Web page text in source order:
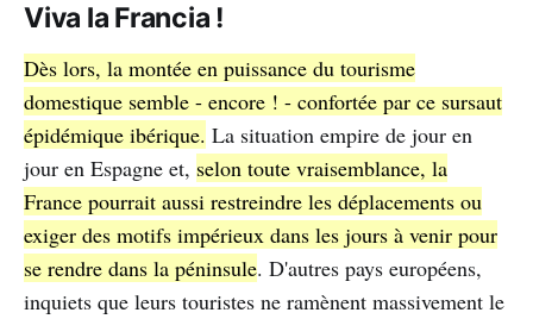
Viva la Francia !
Dès lors, la montée en puissance du tourisme
domestique semble - encore ! - confortée par ce sursaut
épidémique ibérique. La situation empire de jour en
jour en Espagne et, selon toute vraisemblance, la
France pourrait aussi restreindre les déplacements ou
exiger des motifs impérieux dans les jours à venir pour
se rendre dans la péninsule. D'autres pays européens,
inquiets que leurs touristes ne ramènent massivement le